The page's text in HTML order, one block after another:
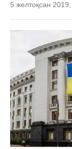
5 желтоқсан